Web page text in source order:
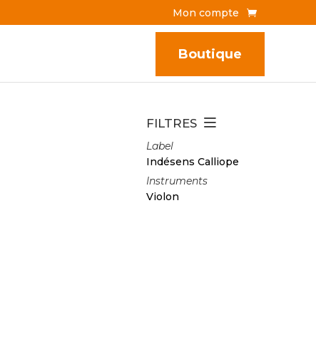
Mon compte
Boutique
FILTRES
Label
Indésens Calliope
Instruments
Violon